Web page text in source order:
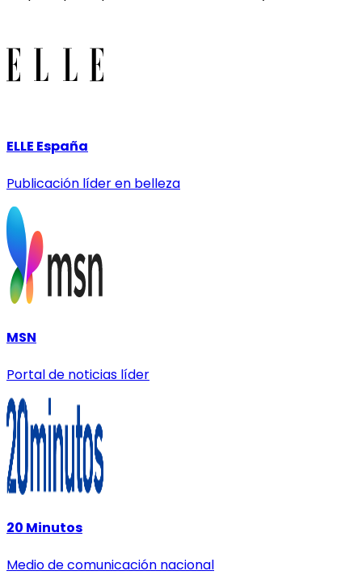
ELLE España
Publicación líder en belleza
MSN
Portal de noticias líder
20 Minutos
Medio de comunicación nacional